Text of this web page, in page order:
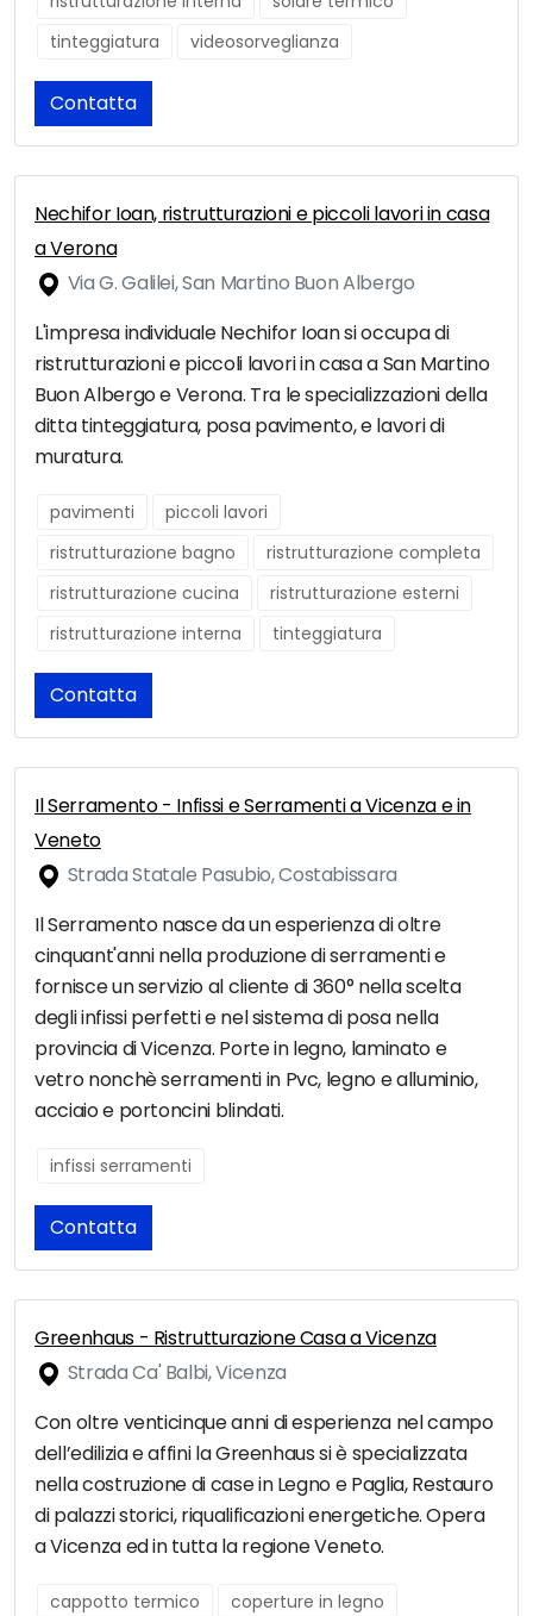
tinteggiatura
videosorveglianza
Contatta
Nechifor Ioan, ristrutturazioni e piccoli lavori in casa
a Verona
Via G. Galilei, San Martino Buon Albergo
L'impresa individuale Nechifor Ioan si occupa di
ristrutturazioni e piccoli lavori in casa a San Martino
Buon Albergo e Verona. Tra le specializzazioni della
ditta tinteggiatura, posa pavimento, e lavori di
muratura.
pavimenti
piccoli lavori
ristrutturazione bagno
ristrutturazione completa
ristrutturazione cucina
ristrutturazione esterni
ristrutturazione interna
tinteggiatura
Contatta
Il Serramento - Infissi e Serramenti a Vicenza e in
Veneto
Strada Statale Pasubio, Costabissara
Il Serramento nasce da un esperienza di oltre
cinquant'anni nella produzione di serramenti e
fornisce un servizio al cliente di 360° nella scelta
degli infissi perfetti e nel sistema di posa nella
provincia di Vicenza. Porte in legno, laminato e
vetro nonchè serramenti in Pvc, legno e alluminio,
acciaio e portoncini blindati.
infissi serramenti
Contatta
Greenhaus - Ristrutturazione Casa a Vicenza
Strada Ca' Balbi, Vicenza
Con oltre venticinque anni di esperienza nel campo
dell’edilizia e affini la Greenhaus si è specializzata
nella costruzione di case in Legno e Paglia, Restauro
di palazzi storici, riqualificazioni energetiche. Opera
a Vicenza ed in tutta la regione Veneto.
cappotto termico
coperture in legno